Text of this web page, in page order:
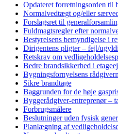
Opdateret forretningsorden til
Normalvedtægt og/eller
Forslagsret til
Fuldmagtsregler efter
Bestyrelsens bemyndigelse i
Dirigentens pligter – fejl/
Retskrav om
Bedre brandsikkerhed i
Bygningsfornyelsens
Sikre brandtage
Baggrunden for de høje
Byggerådgiver-entreprenør –
Forbrugsmålere
Beslutninger uden fysisk
Planlægning af